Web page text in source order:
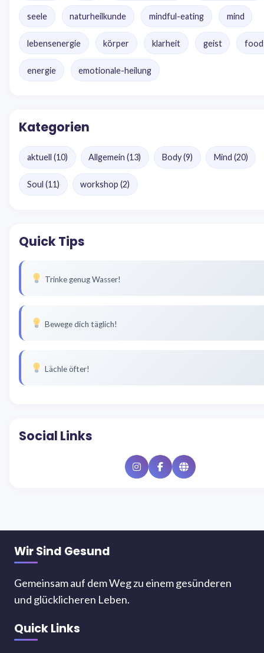
seele naturheilkunde mindful-eating mind
lebensenergie körper klarheit geist
energie emotionale-heilung
Kategorien
aktuell (10) Allgemein(13) Body(9) Mind (20)
Soul (11) workshop(2)
Quick Tips
Trinke genug Wasser!
Bewege dich täglich!
Lächle öfter!
Social Links
InstagramFacebookWebsite
Wir Sind Gesund
Gemeinsam auf dem Weg zu einem gesünderen
und glücklicheren Leben.
Quick Links